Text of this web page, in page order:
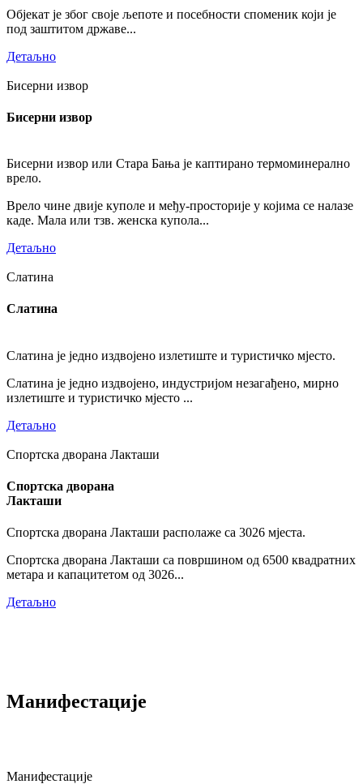
Објекат је због своје љепоте и посебности споменик који је
под заштитом државе...
Детаљно
Бисерни извор
Бисерни извор
Бисерни извор или Стара Бања је каптирано термоминерално
врело.
Врело чине двије куполе и међу-просторије у којима се налазе
каде. Мала или тзв. женска купола...
Детаљно
Слатина
Слатина
Слатина је једно издвојено излетиште и туристичко мјесто.
Слатина је једно издвојено, индустријом незагађено, мирно
излетиште и туристичко мјесто ...
Детаљно
Спортска дворана Лакташи
Спортска дворана
Лакташи
Спортска дворана Лакташи располаже са 3026 мјеста.
Спортска дворана Лакташи са површином од 6500 квадратних
метара и капацитетом од 3026...
Детаљно
Манифестације
Манифестације